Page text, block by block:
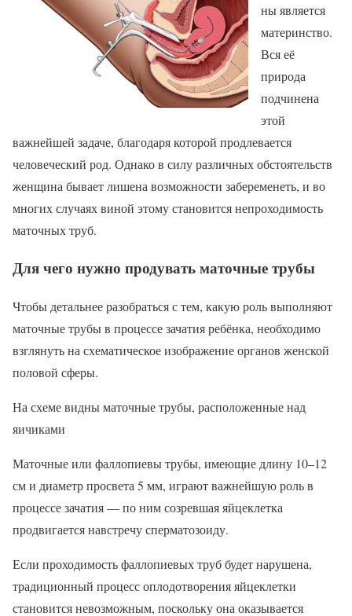
ны является
материнство.
Вся её
природа
подчинена
этой
важнейшей задаче, благодаря которой продлевается
человеческий род. Однако в силу различных обстоятельств
женщина бывает лишена возможности забеременеть, и во
многих случаях виной этому становится непроходимость
маточных труб.
Для чего нужно продувать маточные трубы
Чтобы детальнее разобраться с тем, какую роль выполняют
маточные трубы в процессе зачатия ребёнка, необходимо
взглянуть на схематическое изображение органов женской
половой сферы.
На схеме видны маточные трубы, расположенные над
яичиками
Маточные или фаллопиевы трубы, имеющие длину 10–12
см и диаметр просвета 5 мм, играют важнейшую роль в
процессе зачатия — по ним созревшая яйцеклетка
продвигается навстречу сперматозоиду.
Если проходимость фаллопиевых труб будет нарушена,
традиционный процесс оплодотворения яйцеклетки
становится невозможным, поскольку она оказывается